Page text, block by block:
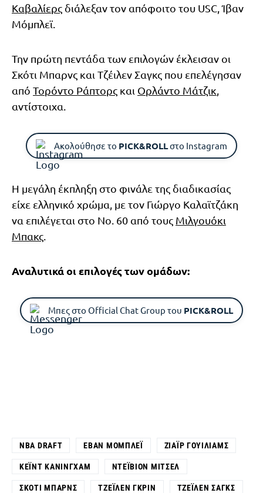
Καβαλίερς διάλεξαν τον απόφοιτο του USC, Ίβαν
Μόμπλεϊ.
Την πρώτη πεντάδα των επιλογών έκλεισαν οι
Σκότι Μπαρνς και Τζέιλεν Σαγκς που επελέγησαν
από Τορόντο Ράπτορς και Ορλάντο Μάτζικ
αντίστοιχα.
Ακολούθησε το PICK&ROLLστο Instagram
Η μεγάλη έκπληξη στο φινάλε της διαδικασίας
είχε ελληνικό χρώμα, με τον Γιώργο Καλαϊτζάκη
να επιλέγεται στο Νο. 60 από τους Μιλγουόκι
Μπακς
Αναλυτικά οι επιλογές των ομάδων:
Μπες στο Official Chat Group του PICK&ROLL
NBA DRAFT ΈΒΑΝ ΜΌΜΠΛΕΪ ΖΙΆΙΡ ΓΟΥΊΛΙΑΜΣ
ΚΈΙΝΤ ΚΆΝΙΝΓΧΑΜ ΝΤΈΙΒΙΟΝ ΜΊΤΣΕΛ
ΣΚΌΤΙ ΜΠΑΡΝΣ ΤΖΈΙΛΕΝ ΓΚΡΙΝ ΤΖΈΙΛΕΝ ΣΑΓΚΣ